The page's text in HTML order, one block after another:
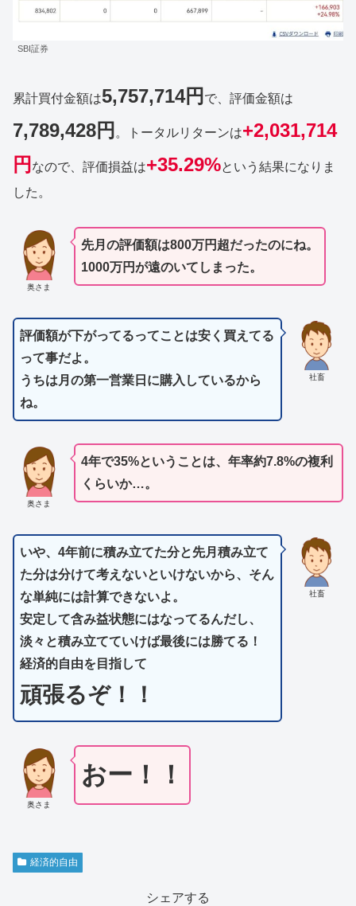
SBI証券
累計買付金額は5,757,714円 で、評価金額は
7,789,428円 。トータルリターンは+2,031,714
円 なので、評価損益は+35.29%という結果になりま
した。
奥さま
先月の評価額は800万円超だったのにね。
1000万円が遠のいてしまった。
社畜
評価額が下がってるってことは安く買えてる
って事だよ。
うちは月の第一営業日に購入しているから
ね。
奥さま
4年で35%ということは、年率約7.8%の複利
くらいか…。
社畜
いや、4年前に積み立てた分と先月積み立て
た分は分けて考えないといけないから、そん
な単純には計算できないよ。
安定して含み益状態にはなってるんだし、
淡々と積み立てていけば最後には勝てる！
経済的自由を目指して
頑張るぞ！！
奥さま
おー！！
経済的自由
シェアする